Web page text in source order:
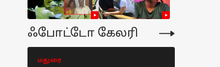
ஃபோட்டோ கேலரி
மதுரை